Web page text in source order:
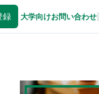
録 大学向けお問い合わせ